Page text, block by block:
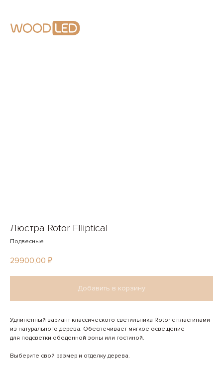
Люстра Rotor Elliptical
Подвесные
29900,00 ₽
Добавить в корзину
Удлиненный вариант классического светильника Rotor с пластинами
из натурального дерева. Обеспечивает мягкое освещение
для подсветки обеденной зоны или гостиной.
Выберите свой размер и отделку дерева.